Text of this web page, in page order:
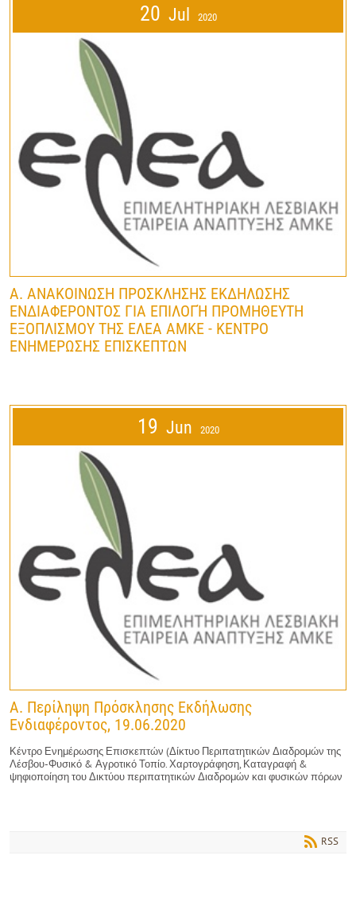
20 Jul 2020
Α. ΑΝΑΚΟΙΝΩΣΗ ΠΡΟΣΚΛΗΣΗΣ ΕΚΔΗΛΩΣΗΣ
ΕΝΔΙΑΦΕΡΟΝΤΟΣ ΓΙΑ ΕΠΙΛΟΓΉ ΠΡΟΜΗΘΕΥΤΗ
ΕΞΟΠΛΙΣΜΟΥ ΤΗΣ ΕΛΕΑ ΑΜΚΕ - ΚΕΝΤΡΟ
ΕΝΗΜΕΡΩΣΗΣ ΕΠΙΣΚΕΠΤΩΝ
19 Jun 2020
A. Περίληψη Πρόσκλησης Εκδήλωσης
Ενδιαφέροντος, 19.06.2020
Κέντρο Ενημέρωσης Επισκεπτών (Δίκτυο Περιπατητικών Διαδρομών της
Λέσβου-Φυσικό & Αγροτικό Τοπίο. Χαρτογράφηση, Καταγραφή &
ψηφιοποίηση του Δικτύου περιπατητικών Διαδρομών και φυσικών πόρων
RSS